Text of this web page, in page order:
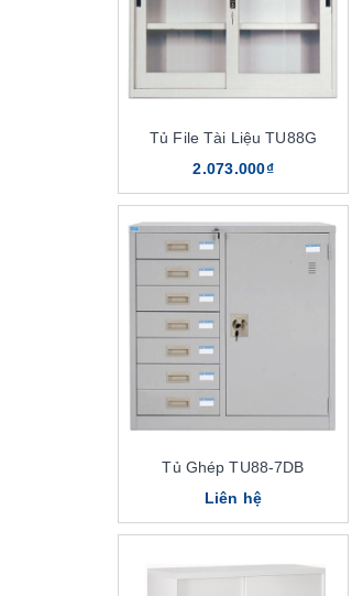
Tủ File Tài Liệu TU88G
2.073.000₫
Tủ Ghép TU88-7DB
Liên hệ